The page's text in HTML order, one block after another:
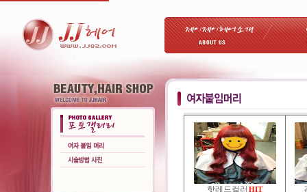
핫레드컬러 HIT